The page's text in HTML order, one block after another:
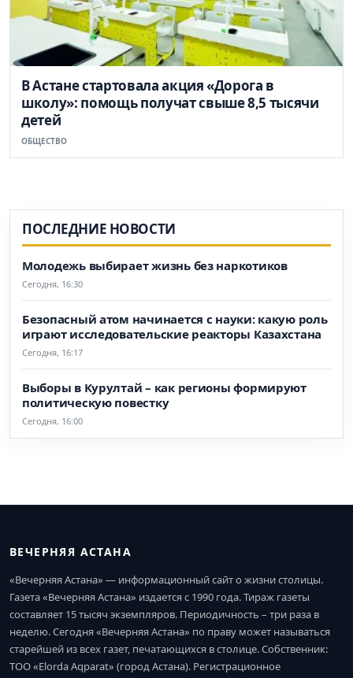
В Астане стартовала акция «Дорога в
школу»: помощь получат свыше 8,5 тысячи
детей
ОБЩЕСТВО
ПОСЛЕДНИЕ НОВОСТИ
Молодежь выбирает жизнь без наркотиков
Сегодня, 16:30
Безопасный атом начинается с науки: какую роль
играют исследовательские реакторы Казахстана
Сегодня, 16:17
Выборы в Курултай – как регионы формируют
политическую повестку
Сегодня, 16:00
ВЕЧЕРНЯЯ АСТАНА
«Вечерняя Астана» — информационный сайт о жизни столицы.
Газета «Вечерняя Астана» издается с 1990 года. Тираж газеты
составляет 15 тысяч экземпляров. Периодичность – три раза в
неделю. Сегодня «Вечерняя Астана» по праву может называться
старейшей из всех газет, печатающихся в столице. Собственник:
ТОО «Elorda Aqparat» (город Астана). Регистрационное